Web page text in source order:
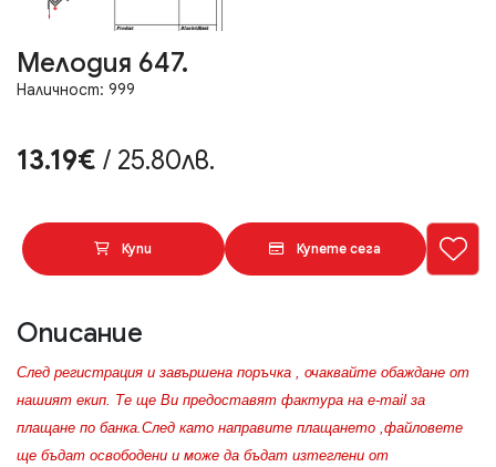
Мелодия 647.
Наличност: 999
13.19€ / 25.80лв.
Купи Купете сега
Описание
След регистрация и завършена поръчка , очаквайте обаждане от
нашият екип. Те ще Ви предоставят фактура на e-mail за
плащане по банка.След като направите плащането ,файловете
ще бъдат освободени и може да бъдат изтеглени от